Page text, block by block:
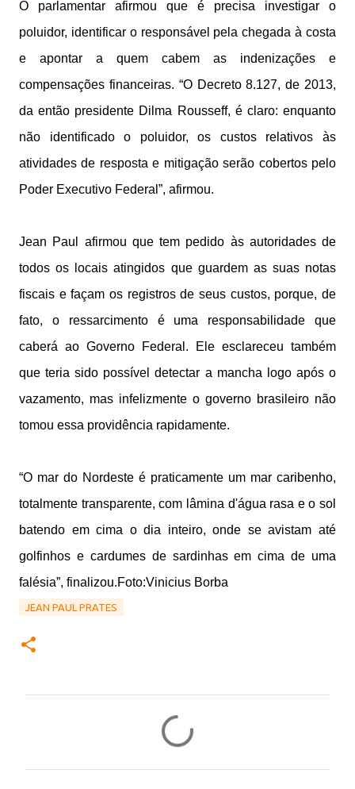
O parlamentar afirmou que é precisa investigar o
poluidor, identificar o responsável pela chegada à costa
e apontar a quem cabem as indenizações e
compensações financeiras. “O Decreto 8.127, de 2013,
da então presidente Dilma Rousseff, é claro: enquanto
não identificado o poluidor, os custos relativos às
atividades de resposta e mitigação serão cobertos pelo
Poder Executivo Federal”, afirmou.
Jean Paul afirmou que tem pedido às autoridades de
todos os locais atingidos que guardem as suas notas
fiscais e façam os registros de seus custos, porque, de
fato, o ressarcimento é uma responsabilidade que
caberá ao Governo Federal. Ele esclareceu também
que teria sido possível detectar a mancha logo após o
vazamento, mas infelizmente o governo brasileiro não
tomou essa providência rapidamente.
“O mar do Nordeste é praticamente um mar caribenho,
totalmente transparente, com lâmina d'água rasa e o sol
batendo em cima o dia inteiro, onde se avistam até
golfinhos e cardumes de sardinhas em cima de uma
falésia”, finalizou.Foto:Vinicius Borba
JEAN PAUL PRATES